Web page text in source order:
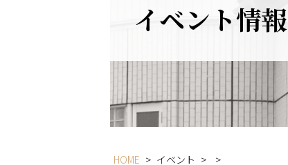
イベント情報
HOME > イベント > >